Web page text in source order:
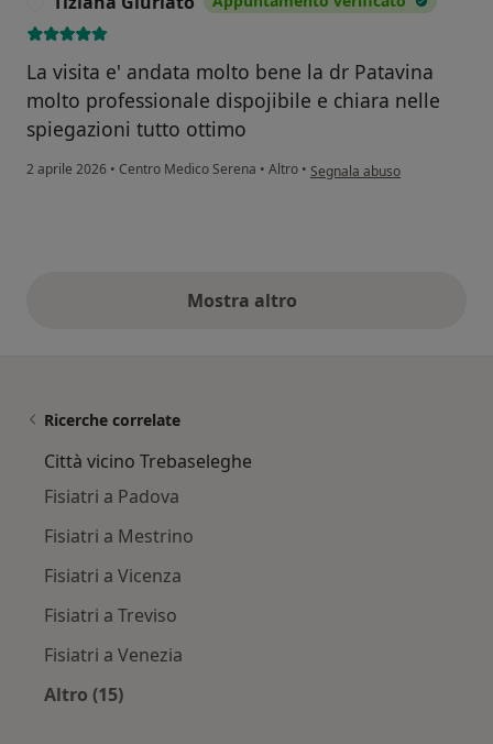
La visita e' andata molto bene la dr Patavina
molto professionale dispojibile e chiara nelle
spiegazioni tutto ottimo
2 aprile 2026 • Centro Medico Serena • Altro • secondo l'opinione
Segnala abuso
Mostra altroopinioni di cui sopra
Ricerche correlate
Città vicino Trebaseleghe
Fisiatri a Padova
Fisiatri a Mestrino
Fisiatri a Vicenza
Fisiatri a Treviso
Fisiatri a Venezia
Altro (15)